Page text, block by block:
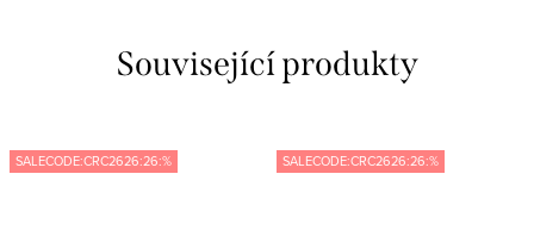
Související produkty
SALECODE:CRC2626:26:% SALECODE:CRC2626:26:%